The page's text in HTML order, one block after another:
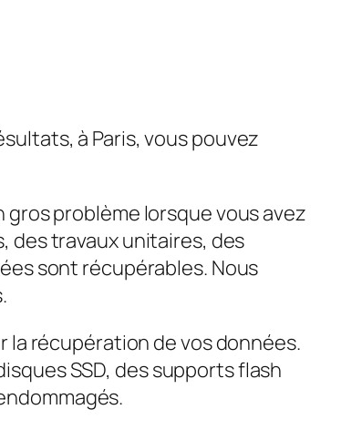
à Paris, vous pouvez
problème lorsque vous avez
des travaux unitaires, des
sont récupérables. Nous
la récupération de vos données.
SSD, des supports flash